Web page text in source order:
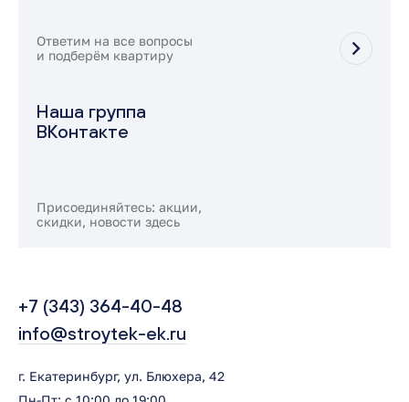
Ответим на все вопросы
и подберём квартиру
Наша группа
ВКонтакте
Присоединяйтесь: акции,
скидки, новости здесь
+7 (343) 364-40-48
info@stroytek-ek.ru
г. Екатеринбург, ул. Блюхера, 42